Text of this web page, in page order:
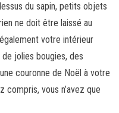
du sapin, petits objets
ne doit être laissé au
votre intérieur
jolies bougies, des
couronne de Noël à votre
compris, vous n’avez que